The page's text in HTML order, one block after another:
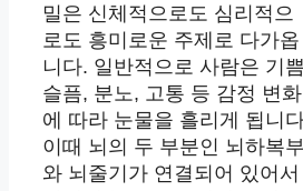
밀은 신체적으로도 심리적으
로도 흥미로운 주제로 다가옵
니다. 일반적으로 사람은 기
슬픔, 분노, 고통 등 감정 변화
에 따라 눈물을 흘리게 됩니
이때 뇌의 두 부분인 뇌하복부
와 뇌줄기가 연결되어 있어서